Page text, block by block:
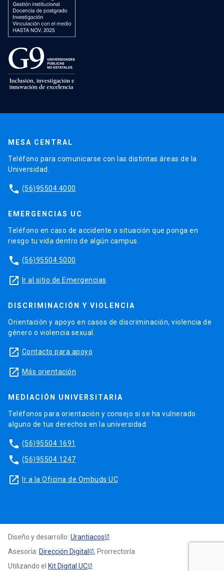
MESA CENTRAL
Teléfono para comunicarse con las distintas áreas de la
Universidad.
phone (56)95504 4000
EMERGENCIAS UC
Teléfono en caso de accidente o situación que ponga en
riesgo tu vida dentro de algún campus.
phone (56)95504 5000
launch Ir al sitio de Emergencias
DISCRIMINACIÓN Y VIOLENCIA
Orientación y apoyo en casos de discriminación, violencia de
género o violencia sexual.
launch Contacto para apoyo
launch Más orientación
MEDIACIÓN UNIVERSITARIA
Teléfonos para orientación y consejo si se ha vulnerado
alguno de tus derechos en la universidad.
phone (56)95504 1691
phone (56)95504 1247
launch Ir a la Oficina de Ombuds UC
Diseño y desarrollo: Urantiacos
Asesoría: Dirección Digital
, Prorrectoría
Utilizando el Kit Digital UC